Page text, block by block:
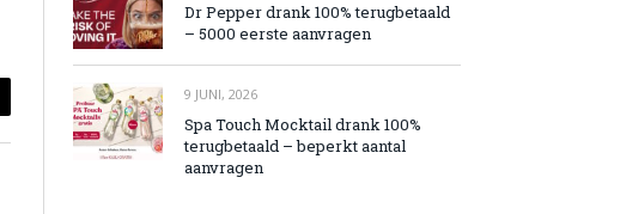
Dr Pepper drank 100% terugbetaald
– 5000 eerste aanvragen
9 JUNI, 2026
Spa Touch Mocktail drank 100%
terugbetaald – beperkt aantal
aanvragen